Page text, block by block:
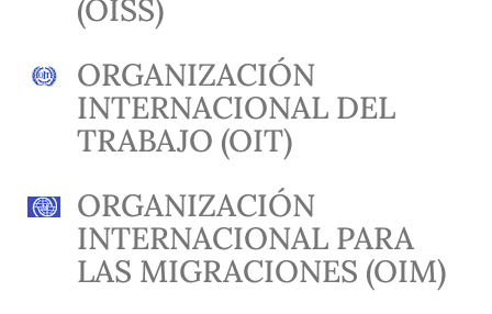
(OISS)
ORGANIZACIÓN
INTERNACIONAL DEL
TRABAJO (OIT)
ORGANIZACIÓN
INTERNACIONAL PARA
LAS MIGRACIONES (OIM)